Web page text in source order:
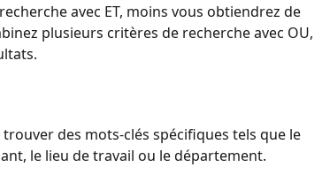
avec ET, moins vous obtiendrez de
plusieurs critères de recherche avec OU,
des mots-clés spécifiques tels que le
le lieu de travail ou le département.